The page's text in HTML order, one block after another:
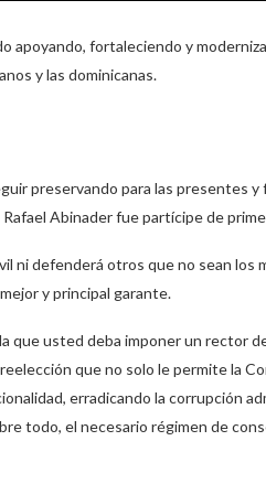
apoyando, fortaleciendo y
y las dominicanas.
preservando para las presentes
Abinader fue partícipe de
ni defenderá otros que no sean
y principal garante.
que usted deba imponer un rector
que no solo le permite la
erradicando la corrupción
todo, el necesario régimen de